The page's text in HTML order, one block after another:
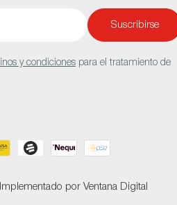
Suscribirse
y condiciones para el tratamiento de
Implementado por Ventana Digital